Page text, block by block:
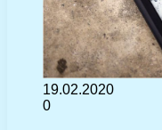
19.02.2020
0